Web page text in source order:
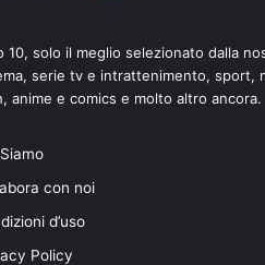
10, solo il meglio selezionato dalla
serie tv e intrattenimento, sport,
anime e comics e molto altro ancora.
con noi
d’uso
Policy